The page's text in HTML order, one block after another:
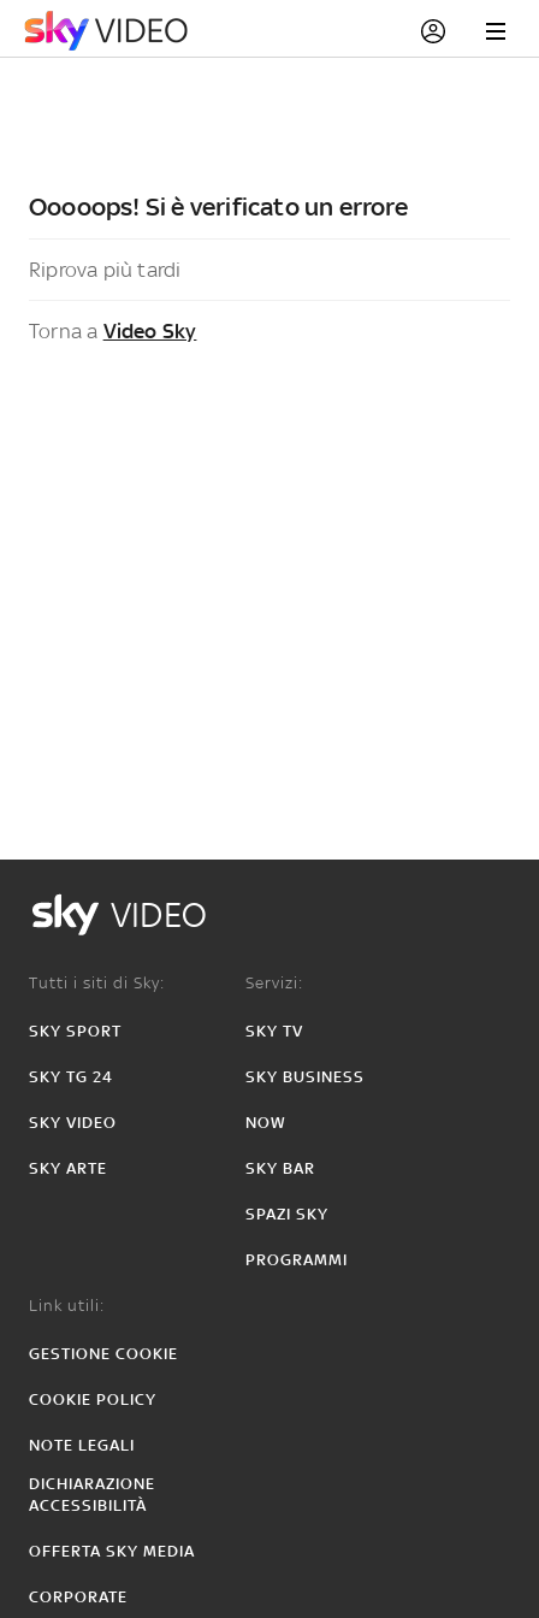
Ooooops! Si è verificato un errore
Riprova più tardi
Torna a Video Sky
VIDEO
Tutti i siti di Sky:
SKY SPORT
SKY TG 24
SKY VIDEO
SKY ARTE
Servizi:
SKY TV
SKY BUSINESS
NOW
SKY BAR
SPAZI SKY
PROGRAMMI
Link utili:
GESTIONE COOKIE
COOKIE POLICY
NOTE LEGALI
DICHIARAZIONE
ACCESSIBILITÀ
OFFERTA SKY MEDIA
CORPORATE